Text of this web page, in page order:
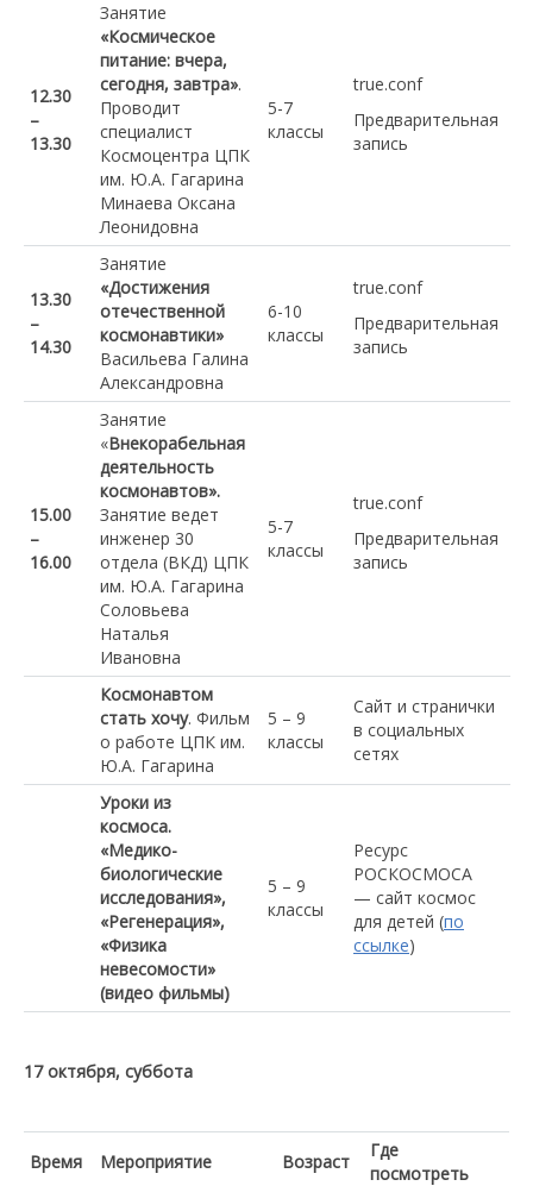
12.30
–
13.30
Занятие
«Космическое
питание: вчера,
сегодня, завтра».
Проводит
специалист
Космоцентра ЦПК
им. Ю.А. Гагарина
Минаева Оксана
Леонидовна
5-7
классы
true.conf
Предварительная
запись
13.30
–
14.30
Занятие
«Достижения
отечественной
космонавтики»
Васильева Галина
Александровна
6-10
классы
true.conf
Предварительная
запись
15.00
–
16.00
Занятие
«Внекорабельная
деятельность
космонавтов».
Занятие ведет
инженер 30
отдела (ВКД) ЦПК
им. Ю.А. Гагарина
Соловьева
Наталья
Ивановна
5-7
классы
true.conf
Предварительная
запись
Космонавтом
стать хочу. Фильм
о работе ЦПК им.
Ю.А. Гагарина
5 – 9
классы
Сайт и странички
в социальных
сетях
Уроки из
космоса.
«Медико-
биологические
исследования»,
«Регенерация»,
«Физика
невесомости»
(видео фильмы)
5 – 9
классы
Ресурс
РОСКОСМОСА
— сайт космос
для детей (по
ссылке)
17 октября, суббота
Время Мероприятие Возраст
Где
посмотреть